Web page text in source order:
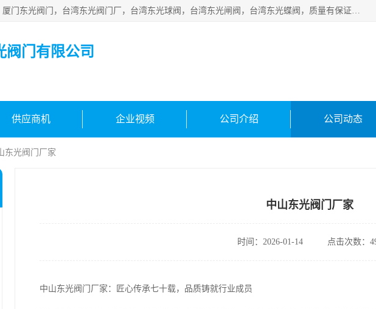
台湾东光阀门厂主营：东光阀门，厦门东光阀门，台湾东光阀门厂，台湾东光球阀，台湾东光闸阀，台湾东光蝶阀，质量有保证价格有优惠，欢迎咨询。
阀门有限公司
供应商机 企业视频 公司介绍 公司动态
东光阀门厂家
中山东光阀门厂家
时间：2026-01-14 点击次数：
中山东光阀门厂家：匠心传承七十载，品质铸就行业成员